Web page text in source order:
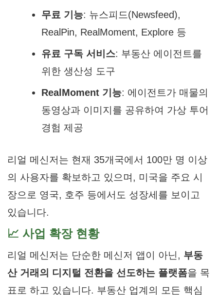
무료 기능: 뉴스피드(Newsfeed),
RealPin, RealMoment, Explore 등
유료 구독 서비스: 부동산 에이전트를
위한 생산성 도구
RealMoment 기능: 에이전트가 매물의
동영상과 이미지를 공유하여 가상 투어
경험 제공
리얼 메신저는 현재 35개국에서 100만 명 이상
의 사용자를 확보하고 있으며, 미국을 주요 시
장으로 영국, 호주 등에서도 성장세를 보이고
있습니다.
📈 사업 확장 현황
리얼 메신저는 단순한 메신저 앱이 아닌, 부동
산 거래의 디지털 전환을 선도하는 플랫폼을 목
표로 하고 있습니다. 부동산 업계의 모든 핵심